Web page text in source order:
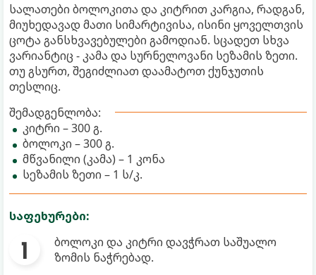
სალათები ბოლოკითა და კიტრით კარგია, რადგან,
მიუხედავად მათი სიმარტივისა, ისინი ყოველთვის
ცოტა განსხვავებულები გამოდიან. სცადეთ სხვა
ვარიანტიც - კამა და სურნელოვანი სეზამის ზეთი.
თუ გსურთ, შეგიძლიათ დაამატოთ ქუნჯუთის
თესლიც.
შემადგენლობა:
კიტრი – 300 გ.
ბოლოკი – 300 გ.
მწვანილი (კამა) – 1 კონა
სეზამის ზეთი – 1 ს/კ.
საფეხურები:
ბოლოკი და კიტრი დავჭრათ საშუალო
ზომის ნაჭრებად.